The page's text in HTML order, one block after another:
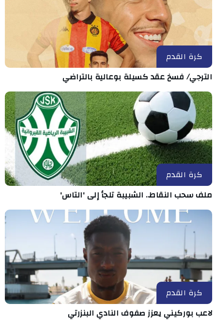
كرة القدم
الترجي/ فسخ عقد كسيلة بوعالية بالتراضي
كرة القدم
ملف سحب النقاط.. الشبيبة تلجأ إلى 'التاس'
كرة القدم
لاعب بوركيني يعزز صفوف النادي البنزرتي